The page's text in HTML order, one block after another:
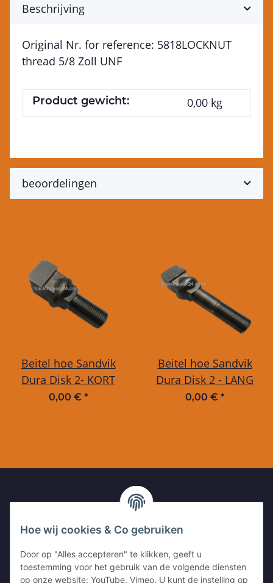
Beschrijving
Original Nr. for reference: 5818LOCKNUT
thread 5/8 Zoll UNF
Product gewicht: 0,00 kg
beoordelingen
Beitel hoe Sandvik
Dura Disk 2- KORT
0,00 € *
Beitel hoe Sandvik
Dura Disk 2 - LANG
0,00 € *
47803 Krefeld
Hoe wij cookies & Co gebruiken
Door op "Alles accepteren" te klikken, geeft u
toestemming voor het gebruik van de volgende diensten
op onze website: YouTube, Vimeo. U kunt de instelling op